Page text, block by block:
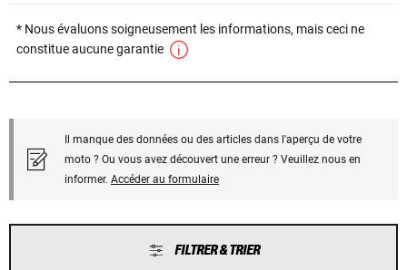
* Nous évaluons soigneusement les informations, mais ceci ne
constitue aucune garantie
Il manque des données ou des articles dans l'aperçu de votre
moto ? Ou vous avez découvert une erreur ? Veuillez nous en
informer. Accéder au formulaire
FILTRER & TRIER